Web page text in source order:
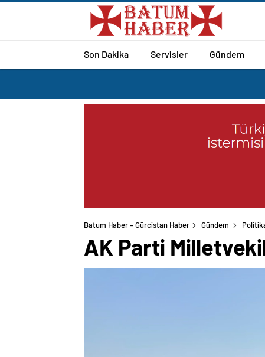
Son Dakika Servisler Gündem
Batum Haber – Gürcistan Haber Gündem
AK Parti